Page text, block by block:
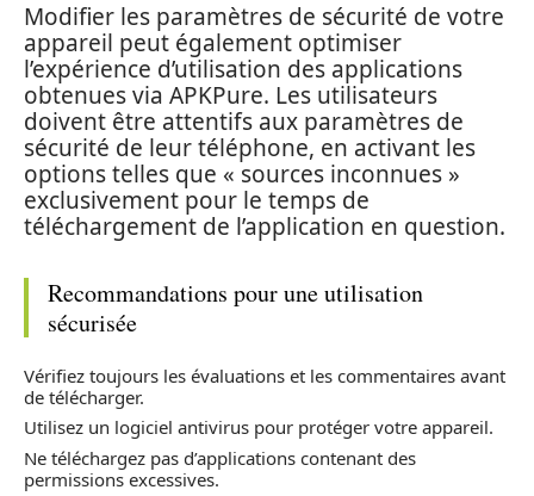
Modifier les paramètres de sécurité de votre
appareil peut également optimiser
l’expérience d’utilisation des applications
obtenues via APKPure. Les utilisateurs
doivent être attentifs aux paramètres de
sécurité de leur téléphone, en activant les
options telles que « sources inconnues »
exclusivement pour le temps de
téléchargement de l’application en question.
Recommandations pour une utilisation
sécurisée
Vérifiez toujours les évaluations et les commentaires avant
de télécharger.
Utilisez un logiciel antivirus pour protéger votre appareil.
Ne téléchargez pas d’applications contenant des
permissions excessives.